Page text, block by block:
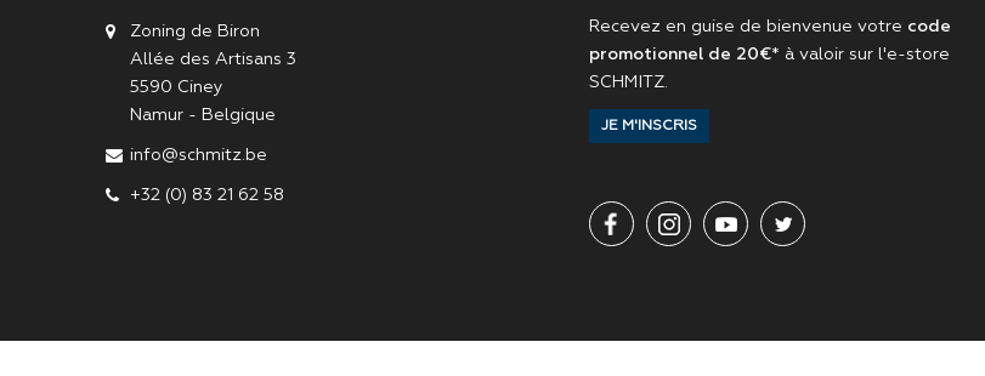
Zoning de Biron
Allée des Artisans 3
5590 Ciney
Namur - Belgique
info@schmitz.be
+32 (0) 83 21 62 58
Recevez en guise de bienvenue votre code
promotionnel de 20€* à valoir sur l'e-store
SCHMITZ.
JE M'INSCRIS